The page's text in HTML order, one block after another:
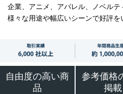
企業、アニメ、アパレル、ノベルテ
様々な用途や幅広いシーンで好評を
自由度の高い商
品
参考価格
掲載